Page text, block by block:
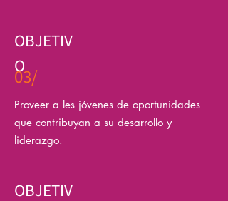
03/
OBJETIV
O
Proveer a les jóvenes de oportunidades
que contribuyan a su desarrollo y
liderazgo.
OBJETIV